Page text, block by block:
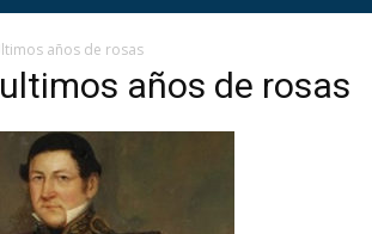
años de rosas
años de rosas